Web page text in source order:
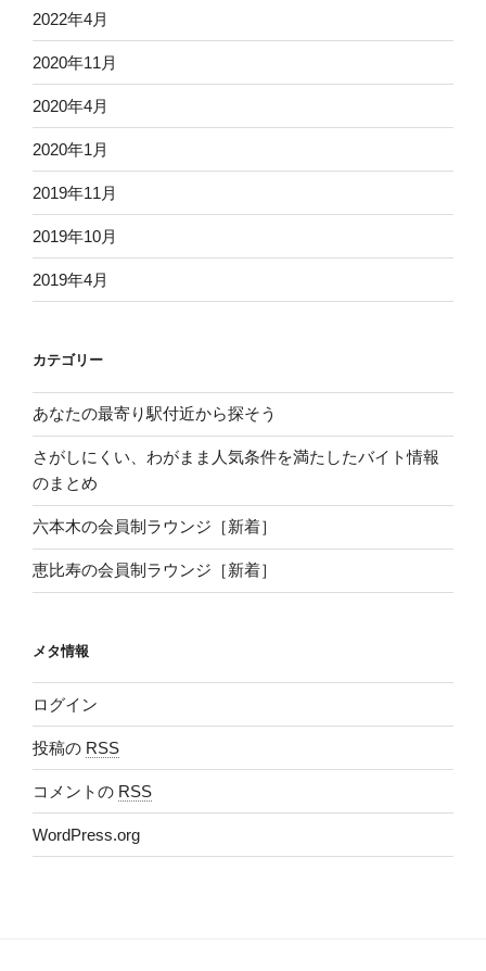
2022年4月
2020年11月
2020年4月
2020年1月
2019年11月
2019年10月
2019年4月
カテゴリー
あなたの最寄り駅付近から探そう
さがしにくい、わがまま人気条件を満たしたバイト情報
のまとめ
六本木の会員制ラウンジ［新着］
恵比寿の会員制ラウンジ［新着］
メタ情報
ログイン
投稿の RSS
コメントの RSS
WordPress.org